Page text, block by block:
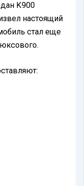
K900
настоящий
стал еще